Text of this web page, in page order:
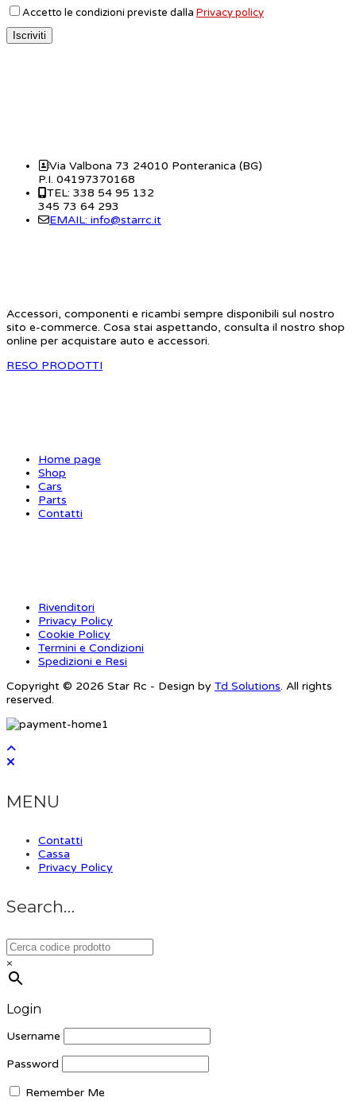
Accetto le condizioni previste dalla Privacy policy
Via Valbona 73 24010 Ponteranica (BG)
P.I. 04197370168
TEL: 338 54 95 132
345 73 64 293
EMAIL: info@starrc.it
Accessori, componenti e ricambi sempre disponibili sul nostro
sito e-commerce. Cosa stai aspettando, consulta il nostro shop
online per acquistare auto e accessori.
RESO PRODOTTI
Home page
Shop
Cars
Parts
Contatti
Rivenditori
Privacy Policy
Cookie Policy
Termini e Condizioni
Spedizioni e Resi
Copyright © 2026 Star Rc - Design by Td Solutions. All rights
reserved.
MENU
Contatti
Cassa
Privacy Policy
Search…
×
Login
Username
Password
Remember Me